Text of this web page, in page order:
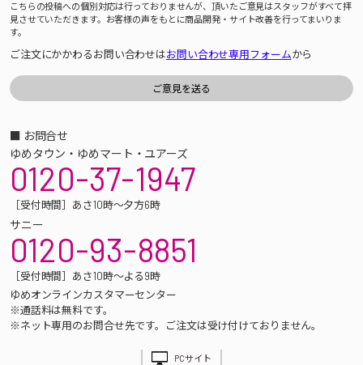
こちらの投稿への個別対応は行っておりませんが、頂いたご意見はスタッフがすべて拝
見させていただきます。お客様の声をもとに商品開発・サイト改善を行ってまいりま
す。
ご注文にかかわるお問い合わせはお問い合わせ専用フォームから
■ お問合せ
ゆめタウン・ゆめマート・ユアーズ
0120-37-1947
［受付時間］あさ10時～夕方6時
サニー
0120-93-8851
［受付時間］あさ10時～よる9時
ゆめオンラインカスタマーセンター
※通話料は無料です。
※ネット専用のお問合せ先です。ご注文は受け付けておりません。
PCサイト